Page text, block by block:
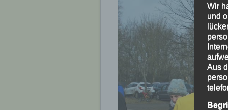
Wir
und
Aus